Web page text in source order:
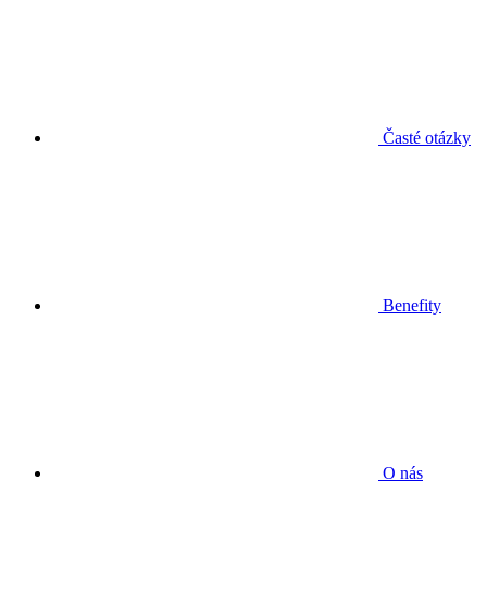
Časté otázky
Benefity
O nás